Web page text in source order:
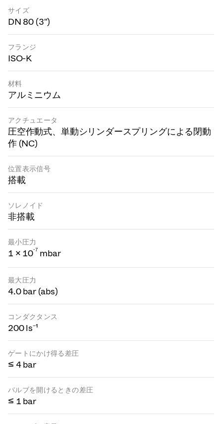
サイズ
DN 80 (3")
フランジ
ISO-K
材料
アルミニウム
アクチュエータ
圧空作動式、単動シリンダースプリングによる閉動
作 (NC)
位置表示信号
搭載
ソレノイド
非搭載
最小圧力
1 × 10-7 mbar
最大圧力
4.0 bar (abs)
コンダクタンス
200 ls⁻¹
ゲートにかけ得る差圧
≤ 4 bar
バルブを開けるときの差圧
≤ 1 bar